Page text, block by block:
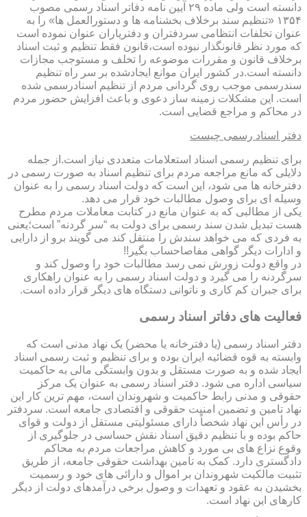
دانسته است ولی ماده ۲۹ آیین نامه دفاتر اسناد رسمی مصوب
۱۳۵۴ «تنظیم سند برخلاف بخشنامه ها و دستورالعمل ها» را به
عنوان تخلفات انتظامی سردفتران و دفتریاران عنوان نموده است
که مورد نظر قانونگذار نبوده است،قانون فقط تنظیم و ثبت اسناد
برخلاف قانون و مقررات موضوعه را تخلف و مستوجب مجازات
دانسته است.در کشور ایران موانع ایجادشده بر سر راه تنظیم
سندرسمی موجب روی گردانی مردم از تنظیم اسنادرسمی شده
است. این مشکلات زمینه ساز دعوی و باعث افزایش حضور مردم
در محاکم و مراجع قضایی است.
دفتر اسناد رسمی چیست
برای تنظیم رسمی اسناد استعلامات متعددی نیاز است.از جمله
دلایلی که مانع مراجعه مردم برای تنظیم اسناد به صورت رسمی در
دفترخانه ها می شود، این است که دولت اسناد رسمی را به عنوان
وسیله ای برای وصول مطالبات خود قرار می دهد.
یکی از مطالبی که به عنوان مانع در کتابت معاملات مردم مطرح
هست تبدیل شدن سند رسمی برای دولت به “سر گردنه” است؛یعنی
به فردی که می خواهد سندش را منتقل کند می گویند برو از دارایی
و ادارات دیگر گواهی مفاصاحساب بگیر!!
در واقع دولت زورش نمی رسد مطالبات خود را وصول کند و
سرگردنه را می گیرد و دولت اسناد رسمی را به عنوان راهکاری
برای جبران کم کاری و ناتوانی دستگاه های دیگر قرار داده است.
فعالیت های دفاتر اسناد رسمی
دفتر اسناد رسمی (یا دفترخانه یا محضر) یک نهاد مدنی است که
وابسته به قوه قضائیه ایران بوده و برای تنظیم و ثبت رسمی اسناد
ایجاد شده و به صورت مستقل و بدون وابستگی مالی به حاکمیت
سیاسی اداره می شود. دفتر اسناد رسمی به عنوان یک مرکز
حقوقی و مدنی رابط حاکمیت و شهروندان است، مهم ترین کار این
نهاد تامین و تضمین امنیت حقوقی و اقتصادی جامعه است. سردفتر
در رأس این نهاد شخصاً دارای مسئولیتی مستقل از دولت و قوای
حاکم بوده و با تنظیم دقیق اسناد نقش حساسی در جلوگیری از
وقوع نزاع های بی مورد و کاهش مراجعات مردم به محاکم
دادگستری دارد. کمک به تامین بهداشت حقوقی جامعه، از طریق
تثبیت مالکیت شهروندان بر اموال و دارائی های خود و رسمیت
بخشیدن به عقود و تعهدات و وصول برخی درآمدهای دولت از دیگر
کارهای این نهاد است.